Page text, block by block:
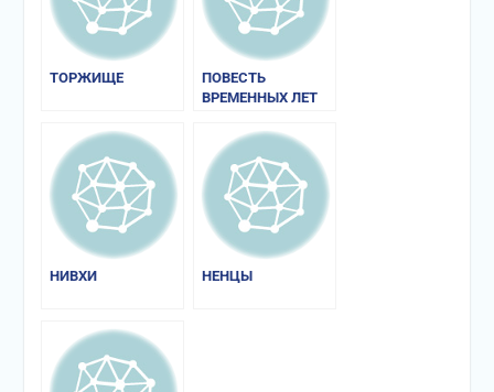
ТОРЖИЩЕ
ПОВЕСТЬ
ВРЕМЕННЫХ ЛЕТ
НИВХИ НЕНЦЫ